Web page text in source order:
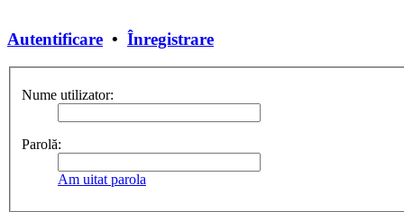
Autentificare • Înregistrare
Nume utilizator:
Parolă:
Am uitat parola